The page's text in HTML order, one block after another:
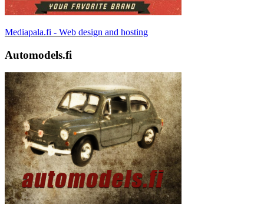
Mediapala.fi - Web design and hosting
Automodels.fi